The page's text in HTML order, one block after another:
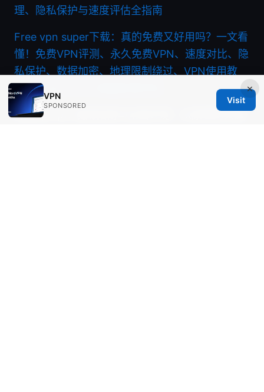
理、隐私保护与速度评估全指南
Free vpn super下载：真的免费又好用吗？一文看
懂！免费VPN评测、永久免费VPN、速度对比、隐
私保护、数据加密、地理限制绕过、VPN使用教
程、Android iOS 桌面应用对比
奔腾vpn ptt 使用指南与全面评测：从原理到实操
×
VPN
SPONSORED
Visit